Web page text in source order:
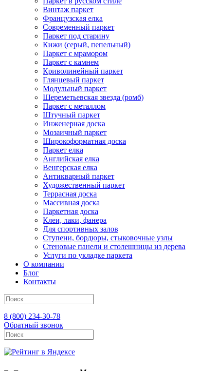
Винтаж паркет
Французская елка
Современный паркет
Паркет под старину
Кижи (серый, пепельный)
Паркет с мрамором
Паркет с камнем
Криволинейный паркет
Глянцевый паркет
Модульный паркет
Шереметьевская звезда (ромб)
Паркет с металлом
Штучный паркет
Инженерная доска
Мозаичный паркет
Широкоформатная доска
Паркет елка
Английская елка
Венгерская елка
Антикварный паркет
Художественный паркет
Террасная доска
Массивная доска
Паркетная доска
Клеи, лаки, фанера
Для спортивных залов
Ступени, бордюры, стыковочные узлы
Стеновые панели и столешницы из дерева
Услуги по укладке паркета
О компании
Блог
Контакты
8 (800) 234-30-78
Обратный звонок